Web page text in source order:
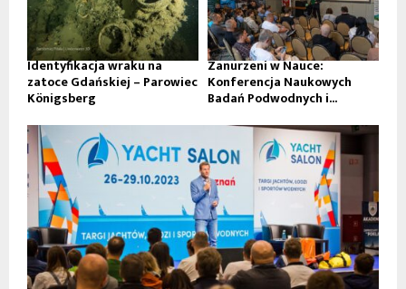
Identyfikacja wraku na
zatoce Gdańskiej – Parowiec
Königsberg
Zanurzeni w Nauce:
Konferencja Naukowych
Badań Podwodnych i...